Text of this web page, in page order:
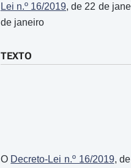
Lei n.º 16/2019, de 22 de
de janeiro
TEXTO
O Decreto-Lei n.º 16/2019,